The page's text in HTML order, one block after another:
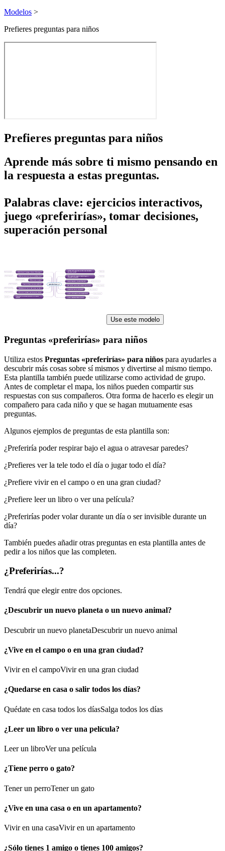
Modelos >
Prefieres preguntas para niños
Prefieres preguntas para niños
Aprende más sobre ti mismo pensando en
la respuesta a estas preguntas.
Palabras clave: ejercicios interactivos,
juego «preferirías», tomar decisiones,
superación personal
Use este modelo
Preguntas «preferirías» para niños
Utiliza estos Preguntas «preferirías» para niños para ayudarles a
descubrir más cosas sobre sí mismos y divertirse al mismo tiempo.
Esta plantilla también puede utilizarse como actividad de grupo.
Antes de completar el mapa, los niños pueden compartir sus
respuestas con sus compañeros. Otra forma de hacerlo es elegir un
compañero para cada niño y que se hagan mutuamente esas
preguntas.
Algunos ejemplos de preguntas de esta plantilla son:
¿Preferiría poder respirar bajo el agua o atravesar paredes?
¿Prefieres ver la tele todo el día o jugar todo el día?
¿Prefiere vivir en el campo o en una gran ciudad?
¿Prefiere leer un libro o ver una película?
¿Preferirías poder volar durante un día o ser invisible durante un
día?
También puedes añadir otras preguntas en esta plantilla antes de
pedir a los niños que las completen.
¿Preferirías...?
Tendrá que elegir entre dos opciones.
¿Descubrir un nuevo planeta o un nuevo animal?
Descubrir un nuevo planetaDescubrir un nuevo animal
¿Vive en el campo o en una gran ciudad?
Vivir en el campoVivir en una gran ciudad
¿Quedarse en casa o salir todos los días?
Quédate en casa todos los díasSalga todos los días
¿Leer un libro o ver una película?
Leer un libroVer una película
¿Tiene perro o gato?
Tener un perroTener un gato
¿Vive en una casa o en un apartamento?
Vivir en una casaVivir en un apartamento
¿Sólo tienes 1 amigo o tienes 100 amigos?